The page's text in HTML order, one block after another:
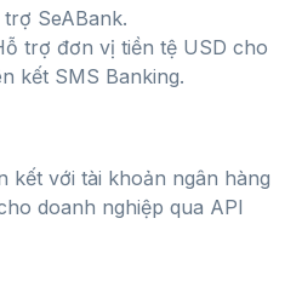
SeABank.
trợ đơn vị tiền tệ USD cho
kết SMS Banking.
kết với tài khoản ngân hàng
doanh nghiệp qua API